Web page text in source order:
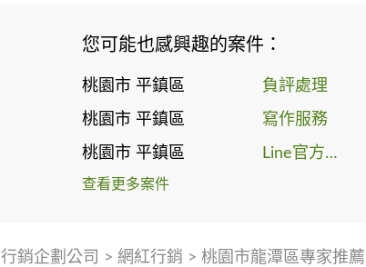
您可能也感興趣的案件：
桃園市 平鎮區 負評處理
桃園市 平鎮區 寫作服務
桃園市 平鎮區 Line官方帳號代操
查看更多案件
行銷企劃公司 > 網紅行銷 > 桃園市龍潭區專家推薦